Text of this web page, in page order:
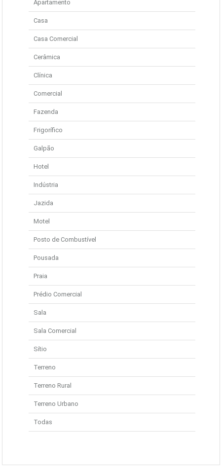
Apartamento
Casa
Casa Comercial
Cerâmica
Clínica
Comercial
Fazenda
Frigorífico
Galpão
Hotel
Indústria
Jazida
Motel
Posto de Combustível
Pousada
Praia
Prédio Comercial
Sala
Sala Comercial
Sítio
Terreno
Terreno Rural
Terreno Urbano
Todas